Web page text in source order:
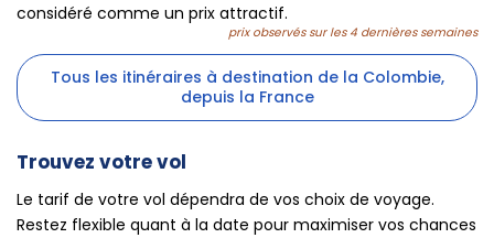
considéré comme un prix attractif.
prix observés sur les 4 dernières semaines
Tous les itinéraires à destination de la Colombie,
depuis la France
Trouvez votre vol
Le tarif de votre vol dépendra de vos choix de voyage.
Restez flexible quant à la date pour maximiser vos chances